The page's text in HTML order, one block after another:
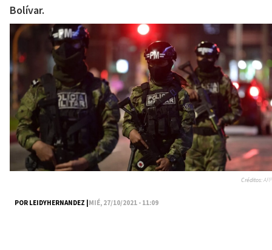
Bolívar.
POR LEIDYHERNANDEZ |MIÉ, 27/10/2021 - 11:09
Créditos:AFP